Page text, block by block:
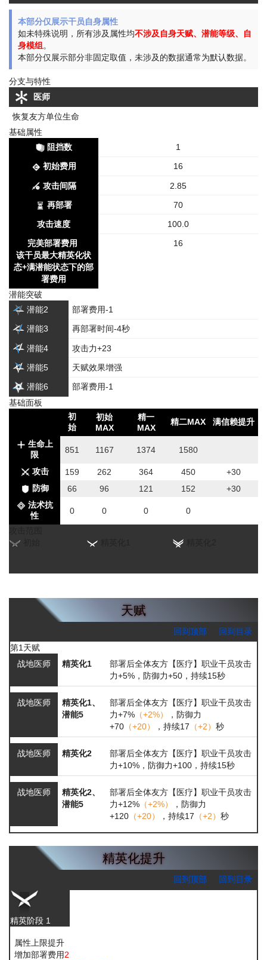
本部分仅展示干员自身属性
如未特殊说明，所有涉及属性均不涉及自身天赋、潜能等级、自
身模组 。
本部分仅展示部分非固定取值，未涉及的数据通常为默认数据。
分支与特性
医师
恢复友方单位生命
基础属性
阻挡数
1
初始费用 16
攻击间隔 2.85
再部署 70
攻击速度 100.0
完美部署费用
该干员最大精英化状
态+满潜能状态下的部
署费用
16
潜能突破
潜能2
部署费用-1
潜能3 再部署时间-4秒
潜能4 攻击力+23
潜能5 天赋效果增强
潜能6
部署费用-1
基础面板
初
始
初始
MAX
精一
MAX
精二MAX 满信赖提升
生命上
限
851 1167 1374 1580
攻击 159 262 364 450
+30
防御
66 96 121 152
+30
法术抗
性
0 0 0 0
天赋
回到顶部
回到目录
第1天赋
战地医师
精英化1
部署后全体友方【医疗】职业干员攻击
力+5%，防御力+50，持续15秒
战地医师
精英化1、
潜能5
部署后全体友方【医疗】职业干员攻击
力+7% （+2%）
，防御力
+70 （+20） ，持续17 （+2） 秒
战地医师 精英化2
部署后全体友方【医疗】职业干员攻击
力+10%，防御力+100，持续15秒
战地医师
精英化2、
潜能5
部署后全体友方【医疗】职业干员攻击
力+12% （+2%）
，防御力
+120 （+20） ，持续17 （+2） 秒
精英化提升
回到顶部 回到目录
精英阶段 1
属性上限提升
增加部署费用2